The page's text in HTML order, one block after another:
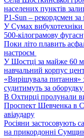
населених пунктів
P1-Sun – рекордсмен
У Сумах вибухотехніки
500-кілограмову
Поки літо плавить
настроєм
У Шостці за майже 60
навчальний корпус
«Вирішувала питання»
судитимуть за
В Охтирці пролунали
Проспект Шевченка в
авіаудару
Росіяни застосовують
на прикордонні